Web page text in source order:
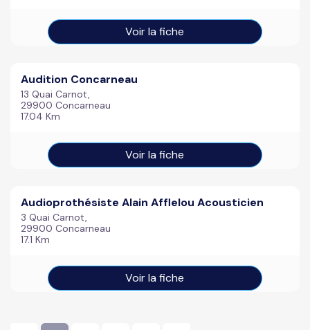
Voir la fiche
Audition Concarneau
13 Quai Carnot,
29900 Concarneau
17.04 Km
Voir la fiche
Audioprothésiste Alain Afflelou Acousticien
3 Quai Carnot,
29900 Concarneau
17.1 Km
Voir la fiche